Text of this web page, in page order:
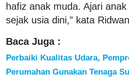
hafiz anak muda. Ajari
sejak usia dini,” kata
Baca Juga :
Perbaiki Kualitas Udara,
Perumahan Gunakan Tenaga